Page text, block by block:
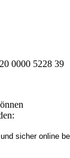
0000 5228 39